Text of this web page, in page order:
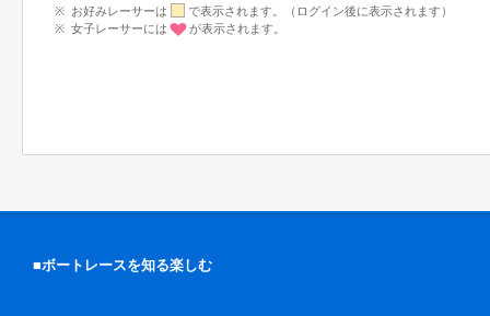
お好みレーサーは
で表示されます。（ログイン後に表示されます）
女子レーサーには
が表示されます。
■ボートレースを知る楽しむ